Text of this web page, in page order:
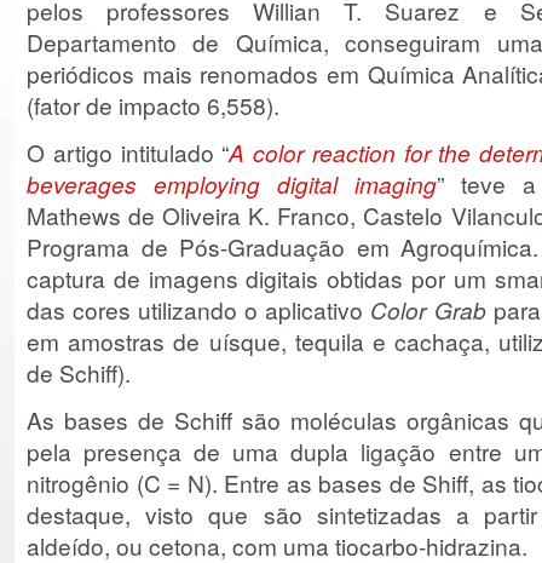
pelos professores Willian T. Suarez e
Departamento de Química, conseguiram
periódicos mais renomados em Química
(fator de impacto 6,558).
O artigo intitulado “A color reaction for the
beverages employing digital imaging” teve a
Mathews de Oliveira K. Franco, Castelo
Programa de Pós-Graduação em
captura de imagens digitais obtidas por um
das cores utilizando o aplicativo Color Grabpara
em amostras de uísque, tequila e cachaça,
de Schiff).
As bases de Schiff são moléculas orgânicas
pela presença de uma dupla ligação entre
nitrogênio (C = N). Entre as bases de Shiff, as
destaque, visto que são sintetizadas a
aldeído, ou cetona, com uma tiocarbo-hidrazina.